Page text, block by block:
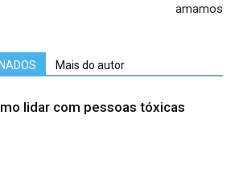
amamos
Mais do autor
lidar com pessoas tóxicas